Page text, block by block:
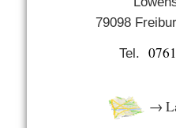
79098
Tel.
→